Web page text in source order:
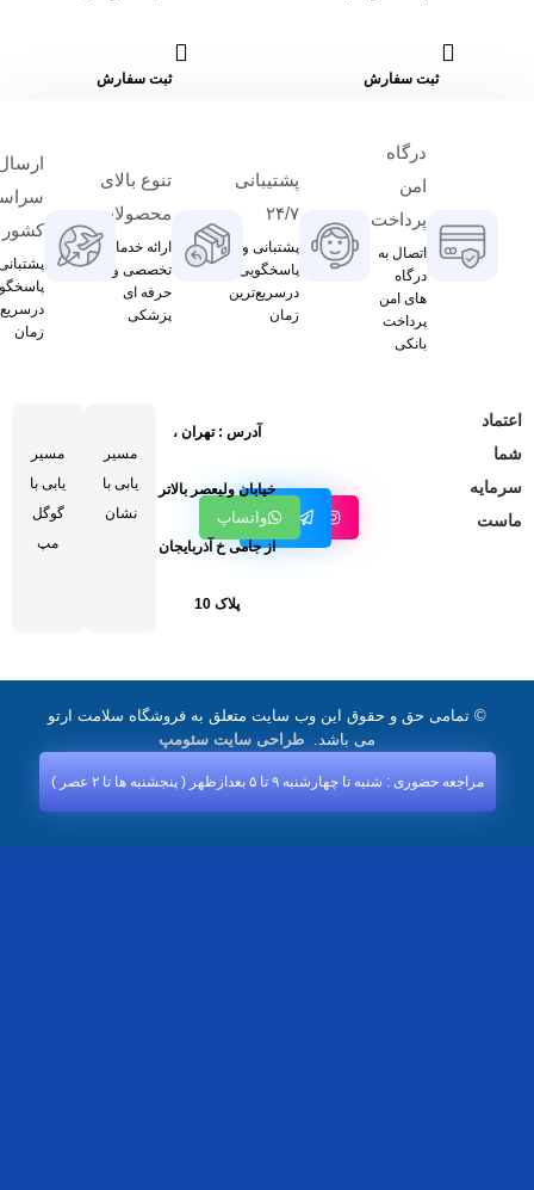
ثبت سفارش ثبت سفارش
درگاه
امن
پرداخت
اتصال به
درگاه
های امن
پرداخت
بانکی
پشتیبانی
۲۴/۷
پشتبانی و
پاسخگویی
درسریع‌ترین
زمان
تنوع بالای
محصولات
ارائه خدمات
تخصصی و
حرفه ای
پزشکی
کشور
زمان
اعتماد
شما
سرمایه
ماست
اینستاگرام
کانال
تلگرامواتساپ
آدرس : تهران ،
خیابان ولیعصر بالاتر
از جامی خ آذربایجان
پلاک 10
مسیر
یابی با
نشان
مسیر
یابی با
گوگل
مپ
© تمامی حق و حقوق این وب سایت متعلق به فروشگاه سلامت ارتو
می باشد.
طراحی سایت سئومپ
مراجعه حضوری : شنبه تا چهارشنبه ۹ تا ۵ بعدازظهر ( پنجشنبه‌ ها تا ۲ عصر )